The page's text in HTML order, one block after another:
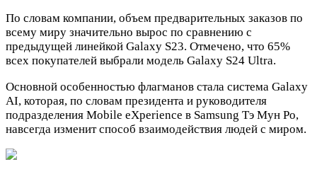
По словам компании, объем предварительных заказов по
всему миру значительно вырос по сравнению с
предыдущей линейкой Galaxy S23. Отмечено, что 65%
всех покупателей выбрали модель Galaxy S24 Ultra.
Основной особенностью флагманов стала система Galaxy
AI, которая, по словам президента и руководителя
подразделения Mobile eXperience в Samsung Тэ Мун Ро,
навсегда изменит способ взаимодействия людей с миром.